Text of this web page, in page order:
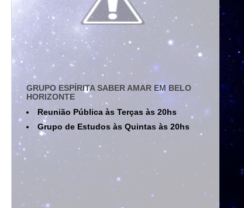
GRUPO ESPÍRITA SABER AMAR EM BELO
HORIZONTE
Reunião Pública às Terças às 20hs
Grupo de Estudos às Quintas às 20hs